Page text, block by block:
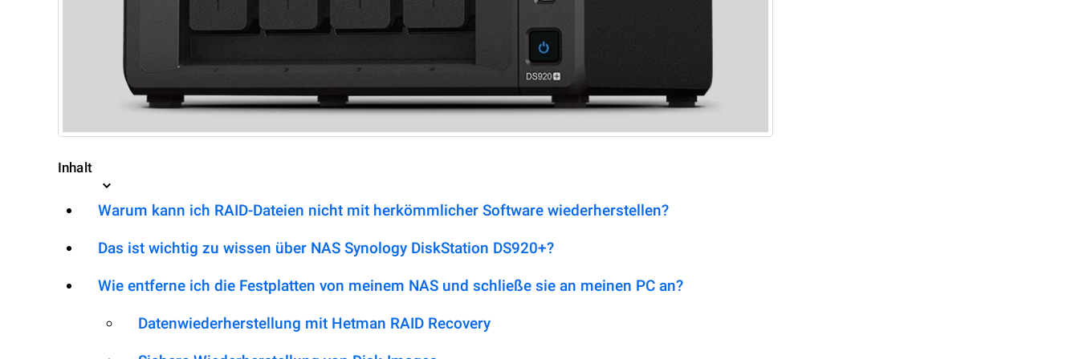
Inhalt
Warum kann ich RAID-Dateien nicht mit herkömmlicher Software wiederherstellen?
Das ist wichtig zu wissen über NAS Synology DiskStation DS920+?
Wie entferne ich die Festplatten von meinem NAS und schließe sie an meinen PC an?
Datenwiederherstellung mit Hetman RAID Recovery